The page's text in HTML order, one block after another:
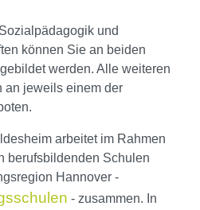
und
können Sie an beiden
werden. Alle weiteren
an jeweils einem der
arbeitet im Rahmen
berufsbildenden Schulen
Hannover -
- zusammen. In